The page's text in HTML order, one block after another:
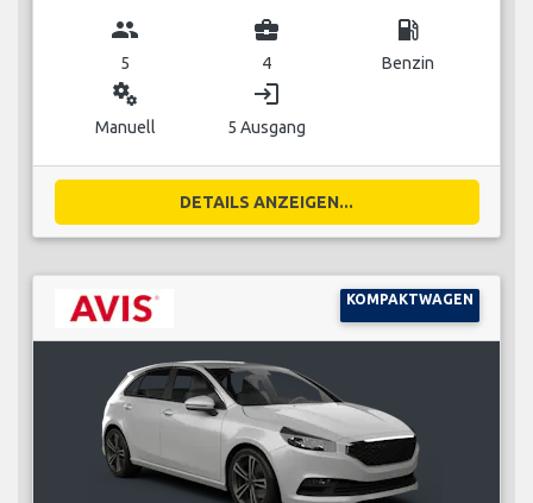
group
5
business_center
4
local_gas_station
Benzin
miscellaneous_services
Manuell
login
5 Ausgang
DETAILS ANZEIGEN...
KOMPAKTWAGEN